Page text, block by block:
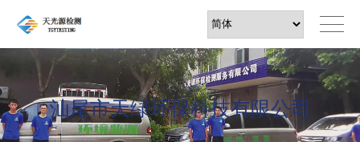
汕尾市天绿环保科技有限公司